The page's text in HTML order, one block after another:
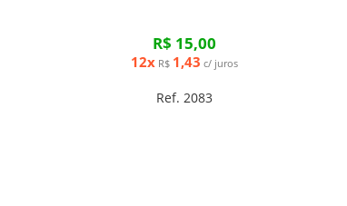
R$ 15,00
12xR$ 1,43 c/ juros
Ref. 2083